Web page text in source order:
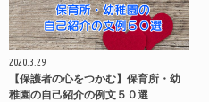
2020.3.29
【保護者の心をつかむ】保育所・幼
稚園の自己紹介の例文５０選